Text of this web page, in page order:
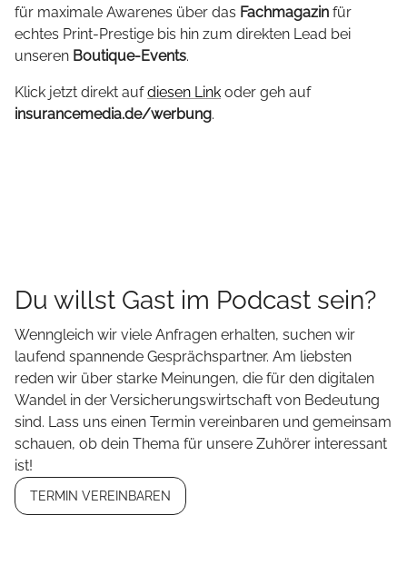
für maximale Awarenes über das Fachmagazin für
echtes Print-Prestige bis hin zum direkten Lead bei
unseren Boutique-Events.
Klick jetzt direkt aufdiesen Link oder geh auf
insurancemedia.de/werbung.
Du willst Gast im Podcast sein?
Wenngleich wir viele Anfragen erhalten, suchen wir
laufend spannende Gesprächspartner. Am liebsten
reden wir über starke Meinungen, die für den digitalen
Wandel in der Versicherungswirtschaft von Bedeutung
sind. Lass uns einen Termin vereinbaren und gemeinsam
schauen, ob dein Thema für unsere Zuhörer interessant
ist!
TERMIN VEREINBAREN